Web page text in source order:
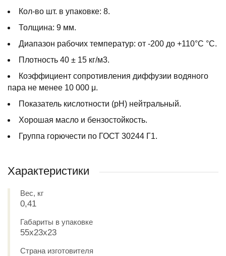
Кол-во шт. в упаковке: 8.
Толщина: 9 мм.
Диапазон рабочих температур: от -200 до +110°С °С.
Плотность 40 ± 15 кг/м3.
Коэффициент сопротивления диффузии водяного
пара не менее 10 000 μ.
Показатель кислотности (pH) нейтральный.
Хорошая масло и бензостойкость.
Группа горючести по ГОСТ 30244 Г1.
Характеристики
Вес, кг
0,41
Габариты в упаковке
55х23х23
Страна изготовителя